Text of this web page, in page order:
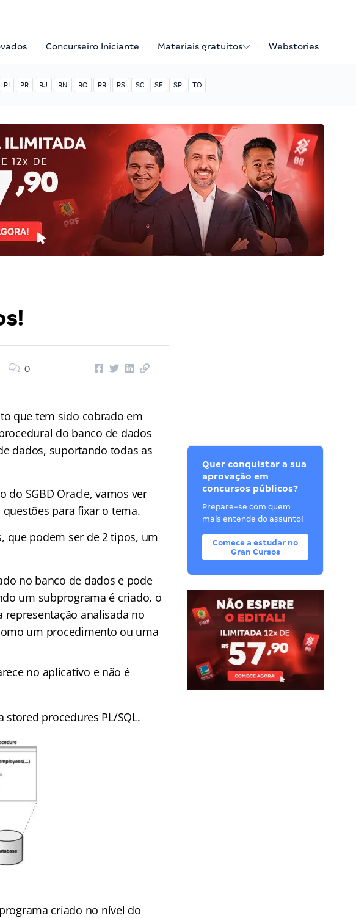
Concurseiro Iniciante Materiais gratuitos Webstories
PI PR RJ RN RO RR RS SC SE SP TO
0
que tem sido cobrado em
do banco de dados
dados, suportando todas as
do SGBD Oracle, vamos ver
para fixar o tema.
que podem ser de 2 tipos, um
no banco de dados e pode
um subprograma é criado, o
representação analisada no
um procedimento ou uma
no aplicativo e não é
stored procedures PL/SQL.
criado no nível do
Quer conquistar a sua
aprovação em
concursos públicos?
Prepare-se com quem
mais entende do assunto!
Comece a estudar no
Gran Cursos